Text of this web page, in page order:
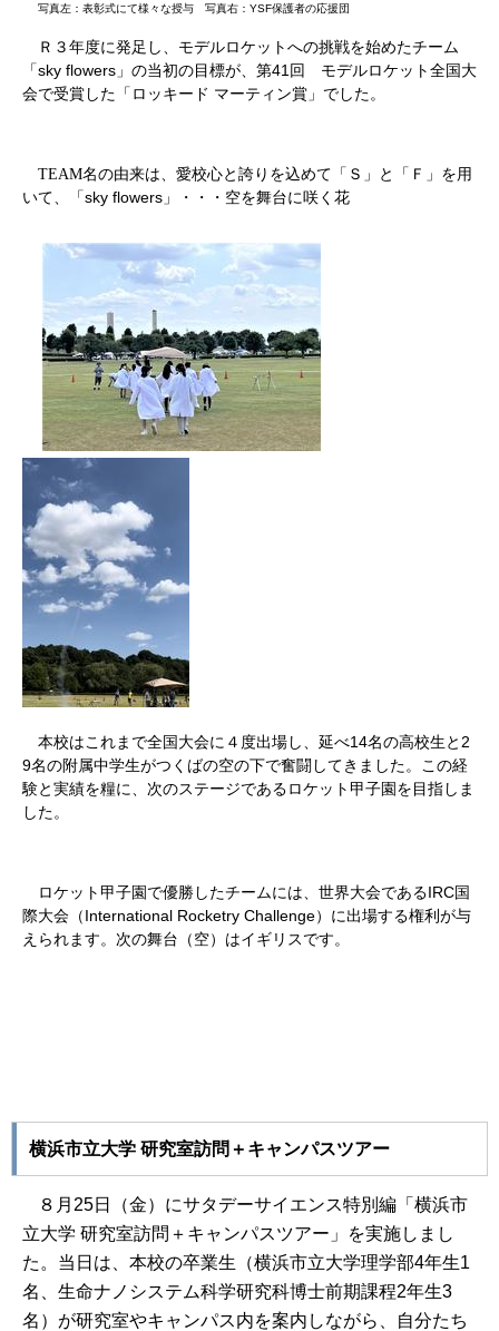
写真左：表彰式にて様々な授与 写真右：YSF保護者の応援団
Ｒ３年度に発足し、 モデルロケットへの挑戦を始めたチーム
「 sky flowers 」の当初の目標が、第41 回 モデルロケット全国大
会で受賞した「ロッキード マーティン賞」でした。
TEAM名の由来は、愛校心と誇りを込めて「Ｓ」と「Ｆ」を用
いて、「 sky flowers 」・・・空を舞台に咲く花
本校はこれまで全国大会に４度出場し、延べ14名の高校生と 2
9名の附属中学生がつくばの空の下で奮闘してきました。この経
験と実績を糧に、次のステージであるロケット甲子園を目指しま
した。
ロケット甲子園で優勝したチームには、世界大会であるIRC国
際大会（ International Rocketry Challenge）に出場する権利が与
えられます。次の舞台（空）はイギリスです。
横浜市立大学 研究室訪問＋キャンパスツアー
８月 25日（金）にサタデーサイエンス特別編「横浜市
立大学 研究室訪問＋キャンパスツアー」を実施しまし
た。当日は、本校の卒業生（横浜市立大学理学部4年生1
名、生命ナノシステム科学研究科博士前期課程2年生3
名）が研究室やキャンパス内を案内しながら、自分たち